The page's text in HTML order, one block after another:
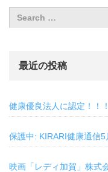
最近の投稿
健康優良法人に認定！！！
保護中: KIRARI健康通信5
映画「レディ加賀」株式